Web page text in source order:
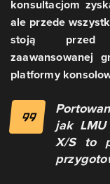
konsultacjom
ale przede
stoją przed
zaawansowanej
platformy
jak
X/S to